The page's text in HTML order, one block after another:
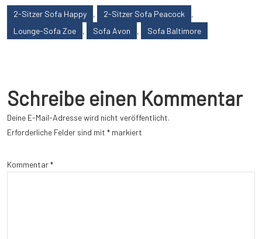
2-Sitzer Sofa Happy , 2-Sitzer Sofa Peacock
,
Lounge-Sofa Zoe
, Sofa Avon , Sofa Baltimore
Schreibe einen Kommentar
Deine E-Mail-Adresse wird nicht veröffentlicht.
Erforderliche Felder sind mit * markiert
Kommentar*